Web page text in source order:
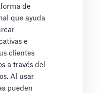
de
que ayuda
e
clientes
a través del
Al usar
pueden